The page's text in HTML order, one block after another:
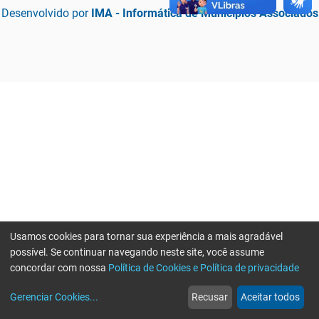
Desenvolvido por IMA - Informática de Municípios Associados
web
Notícias
more_horiz
Mais
Usamos cookies para tornar sua experiência a mais agradável
possível. Se continuar navegando neste site, você assume
concordar com nossa Política de Cookies e Política de privacidade
Gerenciar Cookies... Recusar Aceitar todos
Erro ao enviar informações, por favor tente novamente